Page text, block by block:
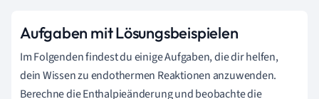
Aufgaben mit Lösungsbeispielen
Im Folgenden findest du einige Aufgaben, die dir helfen,
dein Wissen zu endothermen Reaktionen anzuwenden.
Berechne die Enthalpieänderung und beobachte die